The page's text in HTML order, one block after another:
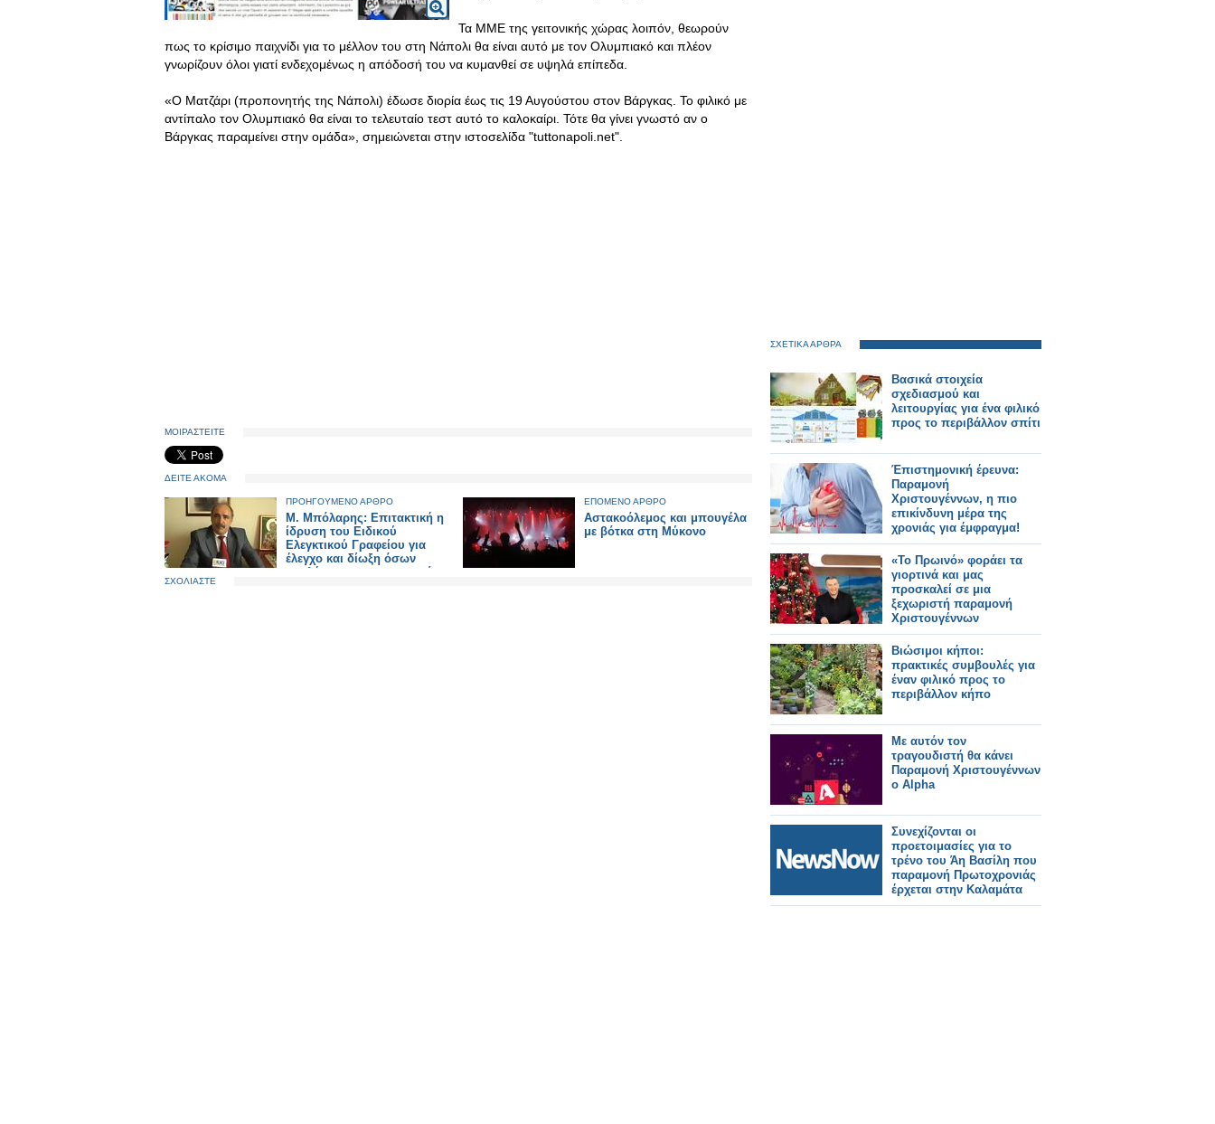
Τα ΜΜΕ της γειτονικής χώρας λοιπόν, θεωρούν
πως το κρίσιμο παιχνίδι για το μέλλον του στη Νάπολι θα είναι αυτό με τον Ολυμπιακό και πλέον
γνωρίζουν όλοι γιατί ενδεχομένως η απόδοσή του να κυμανθεί σε υψηλά επίπεδα.
«Ο Ματζάρι (προπονητής της Νάπολι) έδωσε διορία έως τις 19 Αυγούστου στον Βάργκας. Το φιλικό με
αντίπαλο τον Ολυμπιακό θα είναι το τελευταίο τεστ αυτό το καλοκαίρι. Τότε θα γίνει γνωστό αν ο
Βάργκας παραμείνει στην ομάδα», σημειώνεται στην ιστοσελίδα "tuttonapoli.net".
ΜΟΙΡΑΣΤΕΙΤΕ
ΔΕΙΤΕ ΑΚΟΜΑ
ΠΡΟΗΓΟΥΜΕΝΟ ΑΡΘΡΟ
M. Μπόλαρης: Επιτακτική η
ίδρυση του Ειδικού
Ελεγκτικού Γραφείου για
έλεγχο και δίωξη όσων
εμπλέκονται σε παρανομίες
ΕΠΟΜΕΝΟ ΑΡΘΡΟ
Αστακοόλεμος και μπουγέλα
με βότκα στη Μύκονο
ΣΧΟΛΙΑΣΤΕ
ΣΧΕΤΙΚΑ ΑΡΘΡΑ
Βασικά στοιχεία
σχεδιασμού και
λειτουργίας για ένα φιλικό
προς το περιβάλλον σπίτι
Έπιστημονική έρευνα:
Παραμονή
Χριστουγέννων, η πιο
επικίνδυνη μέρα της
χρονιάς για έμφραγμα!
«Το Πρωινό» φοράει τα
γιορτινά και μας
προσκαλεί σε μια
ξεχωριστή παραμονή
Χριστουγέννων
Βιώσιμοι κήποι:
πρακτικές συμβουλές για
έναν φιλικό προς το
περιβάλλον κήπο
Με αυτόν τον
τραγουδιστή θα κάνει
Παραμονή Χριστουγέννων
ο Alpha
Συνεχίζονται οι
προετοιμασίες για το
τρένο του Άη Βασίλη που
παραμονή Πρωτοχρονιάς
έρχεται στην Καλαμάτα